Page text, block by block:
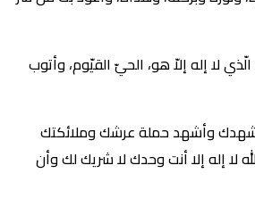
لا إله إلاّ هو، الحيّ القيّوم، وأتوب
وأشهد حملة عرشك وملائكتك
لا إله إلا أنت وحدك لا شريك لك وأن